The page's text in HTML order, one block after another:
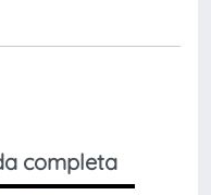
completa